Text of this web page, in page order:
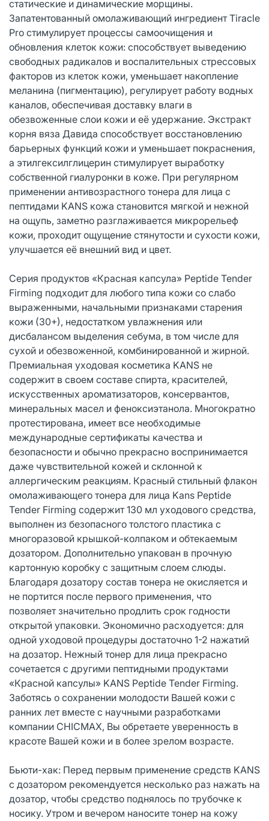
статические и динамические морщины.
Запатентованный омолаживающий ингредиент Tiracle
Pro стимулирует процессы самоочищения и
обновления клеток кожи: способствует выведению
свободных радикалов и воспалительных стрессовых
факторов из клеток кожи, уменьшает накопление
меланина (пигментацию), регулирует работу водных
каналов, обеспечивая доставку влаги в
обезвоженные слои кожи и её удержание. Экстракт
корня вяза Давида способствует восстановлению
барьерных функций кожи и уменьшает покраснения,
а этилгексилглицерин стимулирует выработку
собственной гиалуронки в коже. При регулярном
применении антивозрастного тонера для лица с
пептидами KANS кожа становится мягкой и нежной
на ощупь, заметно разглаживается микрорельеф
кожи, проходит ощущение стянутости и сухости кожи,
улучшается её внешний вид и цвет.
Серия продуктов «Красная капсула» Peptide Tender
Firming подходит для любого типа кожи со слабо
выраженными, начальными признаками старения
кожи (30+), недостатком увлажнения или
дисбалансом выделения себума, в том числе для
сухой и обезвоженной, комбинированной и жирной.
Премиальная уходовая косметика KANS не
содержит в своем составе спирта, красителей,
искусственных ароматизаторов, консервантов,
минеральных масел и феноксиэтанола. Многократно
протестирована, имеет все необходимые
международные сертификаты качества и
безопасности и обычно прекрасно воспринимается
даже чувствительной кожей и склонной к
аллергическим реакциям. Красный стильный флакон
омолаживающего тонера для лица Kans Peptide
Tender Firming содержит 130 мл уходового средства,
выполнен из безопасного толстого пластика с
многоразовой крышкой-колпаком и обтекаемым
дозатором. Дополнительно упакован в прочную
картонную коробку с защитным слоем слюды.
Благодаря дозатору состав тонера не окисляется и
не портится после первого применения, что
позволяет значительно продлить срок годности
открытой упаковки. Экономично расходуется: для
одной уходовой процедуры достаточно 1-2 нажатий
на дозатор. Нежный тонер для лица прекрасно
сочетается с другими пептидными продуктами
«Красной капсулы» KANS Peptide Tender Firming.
Заботясь о сохранении молодости Вашей кожи с
ранних лет вместе с научными разработками
компании CHICMAX, Вы обретаете уверенность в
красоте Вашей кожи и в более зрелом возрасте.
Бьюти-хак: Перед первым применение средств KANS
с дозатором рекомендуется несколько раз нажать на
дозатор, чтобы средство поднялось по трубочке к
носику. Утром и вечером наносите тонер на кожу